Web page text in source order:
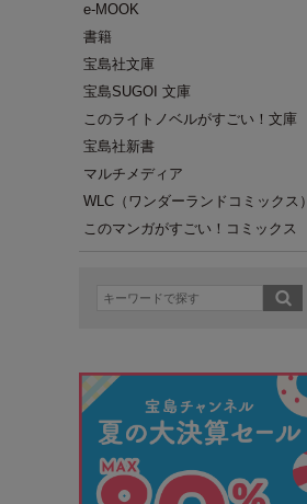
e-MOOK
書籍
宝島社文庫
宝島SUGOI 文庫
このライトノベルがすごい！文庫
宝島社新書
マルチメディア
WLC（ワンダーランドコミックス）
このマンガがすごい！コミックス